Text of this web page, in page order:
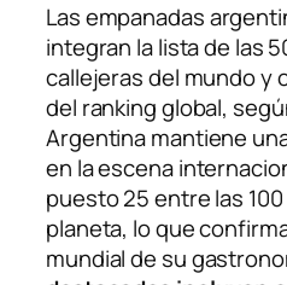
Las empanadas
integran la lista de las
callejeras del mundo y
del ranking global,
Argentina mantiene
en la escena
puesto 25 entre las
planeta, lo que
mundial de su